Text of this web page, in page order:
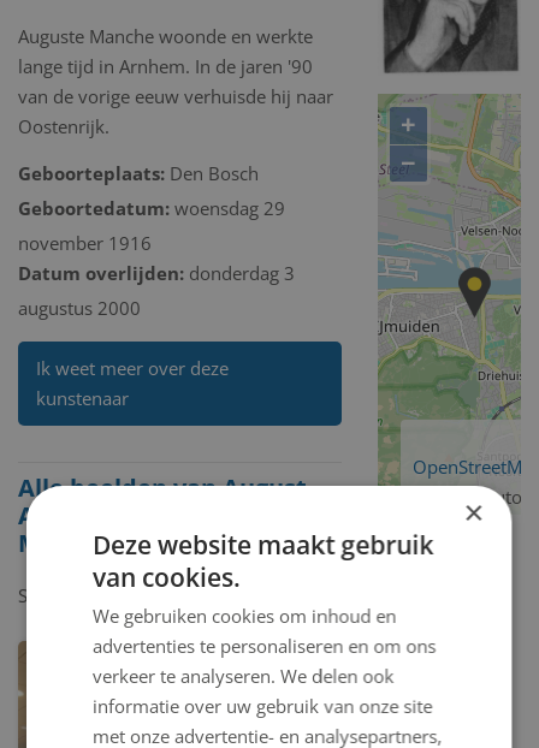
Auguste Manche woonde en werkte
lange tijd in Arnhem. In de jaren '90
van de vorige eeuw verhuisde hij naar
Oostenrijk.
Geboorteplaats: Den Bosch
Geboortedatum: woensdag 29
november 1916
Datum overlijden: donderdag 3
augustus 2000
Ik weet meer over deze
kunstenaar
Alle beelden van August
Adrianus Marie (Auguste)
Manche
Showing 1-1of1item.
+
−
×
Deze website maakt gebruik
van cookies.
We gebruiken cookies om inhoud en
advertenties te personaliseren en om ons
verkeer te analyseren. We delen ook
informatie over uw gebruik van onze site
met onze advertentie- en analysepartners,